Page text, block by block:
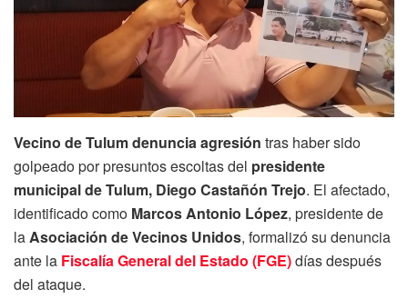
Vecino de Tulum denuncia agresión tras haber sido
golpeado por presuntos escoltas del presidente
municipal de Tulum, Diego Castañón Trejo. El afectado,
identificado como Marcos Antonio López, presidente de
laAsociación de Vecinos Unidos, formalizó su denuncia
ante la Fiscalía General del Estado (FGE)días después
del ataque.